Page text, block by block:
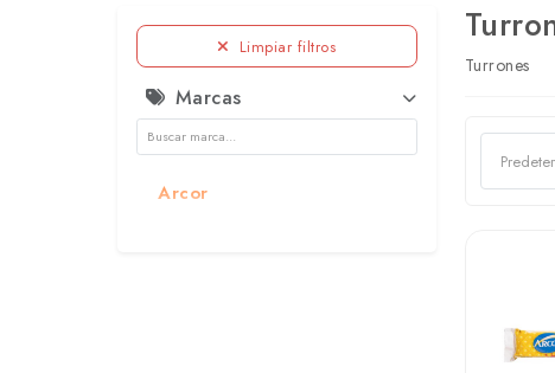
Limpiar filtros
Marcas
Arcor
Turrones